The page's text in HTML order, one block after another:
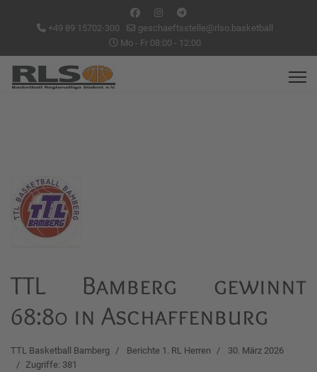
+49 89 15702-300
geschaeftsstelle@rlso.basketball
Mo - Fr 08:00 - 12:00
TTL Bamberg gewinnt
68:80 in Aschaffenburg
TTL Basketball Bamberg Berichte 1. RL Herren
30. März 2026
Zugriffe: 381